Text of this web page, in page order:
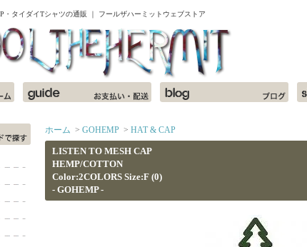
・タイダイTシャツの通販 ｜ フールザハーミットウェブストア
ホーム > GOHEMP > HAT & CAP
LISTEN TO MESH CAP
HEMP/COTTON
Color:2COLORS Size:F (0)
- GOHEMP -